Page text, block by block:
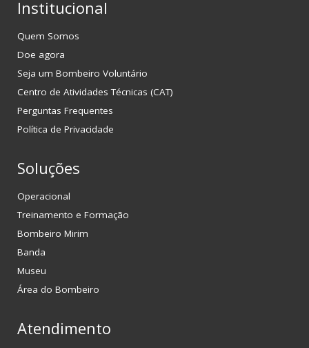
Institucional
Quem Somos
Doe agora
Seja um Bombeiro Voluntário
Centro de Atividades Técnicas (CAT)
Perguntas Frequentes
Política de Privacidade
Soluções
Operacional
Treinamento e Formação
Bombeiro Mirim
Banda
Museu
Área do Bombeiro
Atendimento